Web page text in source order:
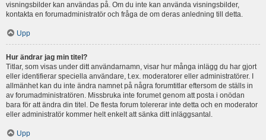
visningsbilder kan användas på. Om du inte kan använda visningsbilder,
kontakta en forumadministratör och fråga de om deras anledning till detta.
Upp
Hur ändrar jag min titel?
Titlar, som visas under ditt användarnamn, visar hur många inlägg du har gjort
eller identifierar speciella användare, t.ex. moderatorer eller administratörer. I
allmänhet kan du inte ändra namnet på några forumtitlar eftersom de ställs in
av forumadministratören. Missbruka inte forumet genom att posta i onödan
bara för att ändra din titel. De flesta forum tolererar inte detta och en moderator
eller administratör kommer helt enkelt att sänka ditt inläggsantal.
Upp